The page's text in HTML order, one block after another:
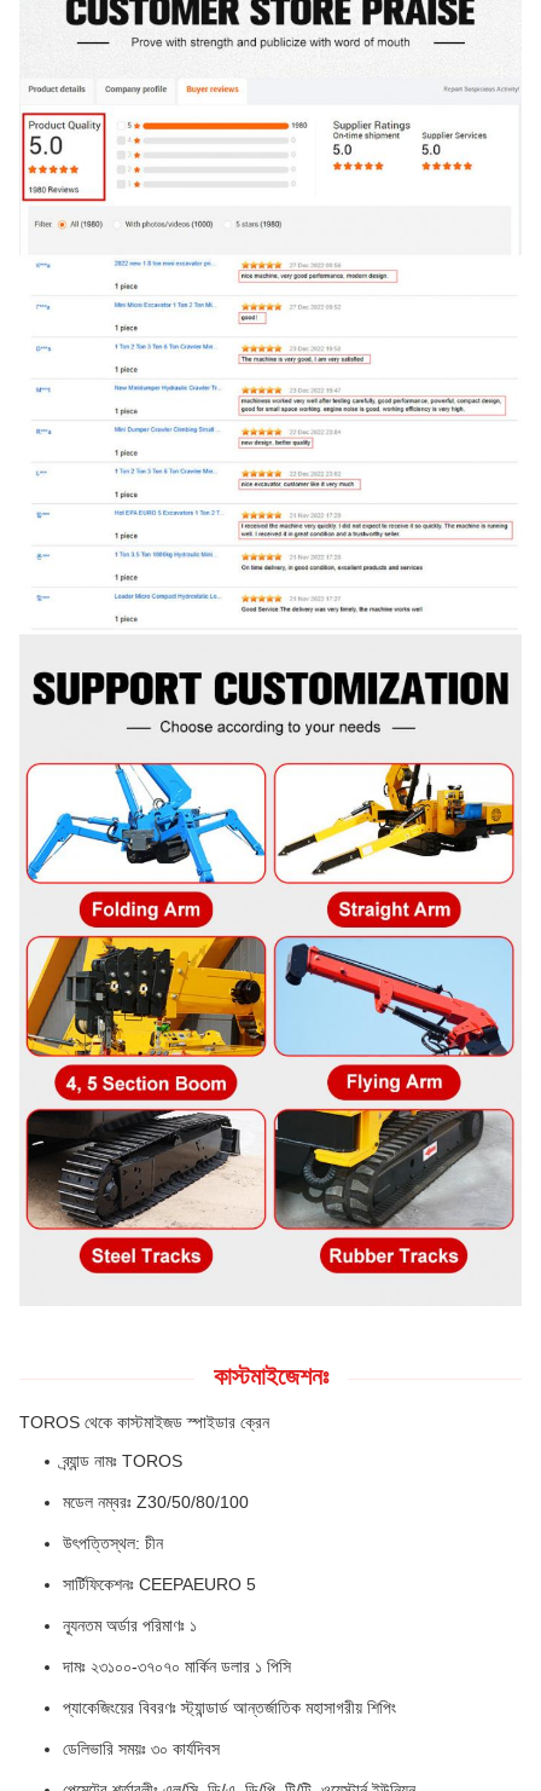
কাস্টমাইজেশনঃ
TOROS থেকে কাস্টমাইজড স্পাইডার ক্রেন
ব্র্যান্ড নামঃ TOROS
মডেল নম্বরঃ Z30/50/80/100
উৎপত্তিস্থল: চীন
সার্টিফিকেশনঃ CEEPAEURO 5
ন্যূনতম অর্ডার পরিমাণঃ ১
দামঃ ২৩১০০-৩৭০৭০ মার্কিন ডলার ১ পিসি
প্যাকেজিংয়ের বিবরণঃ স্ট্যান্ডার্ড আন্তর্জাতিক মহাসাগরীয় শিপিং
ডেলিভারি সময়ঃ ৩০ কার্যদিবস